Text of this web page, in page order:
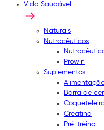
Vida Saudável
Naturais
Nutracêuticos
Prowin
Suplementos
Alimentação
Barra de
Creatina
Pré-treino